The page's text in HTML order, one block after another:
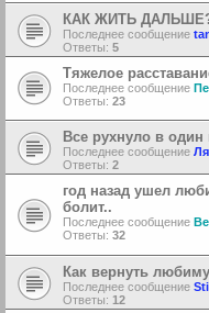
КАК ЖИТЬ
Последнее сообщение
Ответы: 5
Тяжелое
Последнее сообщение
Ответы: 23
Все рухнуло в
Последнее сообщение
Ответы: 2
год назад ушел
болит..
Последнее сообщение
Ответы: 32
Как вернуть
Последнее сообщение
Ответы: 12